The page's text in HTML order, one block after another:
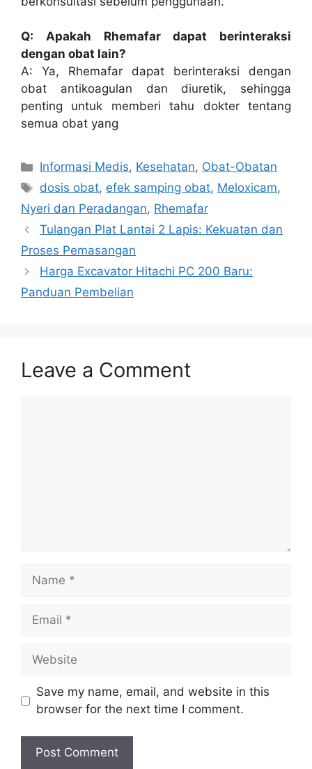
Q: Apakah Rhemafar dapat berinteraksi
dengan obat lain?
A: Ya, Rhemafar dapat berinteraksi dengan
obat antikoagulan dan diuretik, sehingga
penting untuk memberi tahu dokter tentang
semua obat yang
Categories
Informasi Medis, Kesehatan, Obat-Obatan
Tags
dosis obat, efek samping obat, Meloxicam,
Nyeri dan Peradangan, Rhemafar
Tulangan Plat Lantai 2 Lapis: Kekuatan dan
Proses Pemasangan
Harga Excavator Hitachi PC 200 Baru:
Panduan Pembelian
Leave a Comment
Name
Email
Website
Save my name, email, and website in this
browser for the next time I comment.